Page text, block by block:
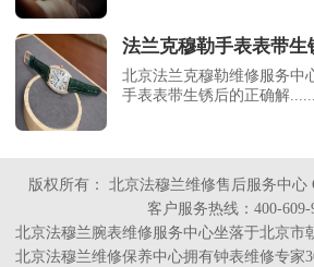
法兰克穆勒手表表带生
北京法兰克穆勒维修服务中
手表表带生锈后的正确解......
版权所有： 北京法穆兰维修售后服务中心
客户服务热线：400-609-
北京法穆兰腕表维修服务中心坐落于北京市
北京法穆兰维修保养中心拥有钟表维修专家